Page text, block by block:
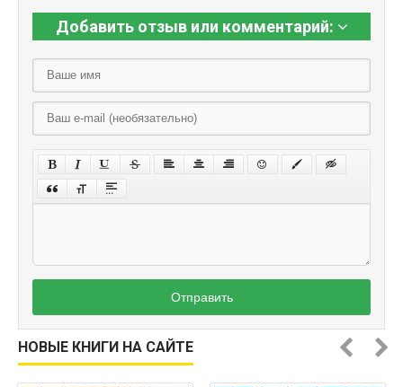
Добавить отзыв или комментарий:
Отправить
НОВЫЕ КНИГИ НА САЙТЕ